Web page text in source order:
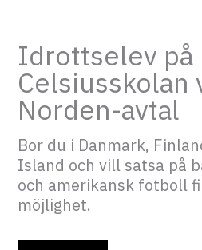
Idrottselev på
Celsiusskolan
Norden-avtal
Bor du i Danmark,
Island och vill satsa på
och amerikansk fotboll
möjlighet.